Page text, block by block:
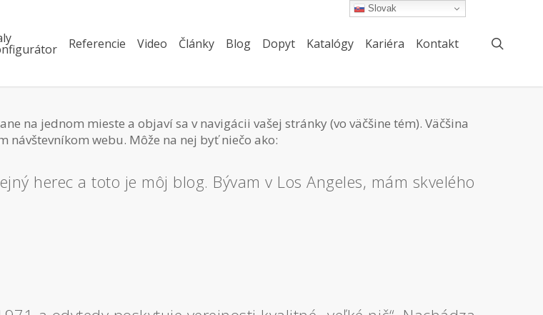
Referencie Video Články Blog Dopyt Katalógy Kariéra Kontakt
na jednom mieste a objaví sa v navigácii vašej stránky (vo väčšine tém). Väčšina
webu. Môže na nej byť niečo ako:
herec a toto je môj blog. Bývam v Los Angeles, mám skvelého
Slovak